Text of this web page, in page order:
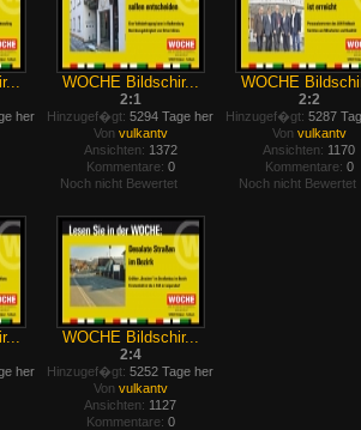
her
WOCHE Bildschir...
2:1
Hinzugef�gt: 5294 Tage her
Von vulkantv
Ansichten: 1372
Kommentare: 0
Noch nicht Bewertet
WOCHE
2:2
Hinzugef�gt: 5287
Von vulkantv
Ansichten: 1170
Kommentare: 0
Noch nicht Bewertet
her
WOCHE Bildschir...
2:4
Hinzugef�gt: 5252 Tage her
Von vulkantv
Ansichten: 1127
Kommentare: 0